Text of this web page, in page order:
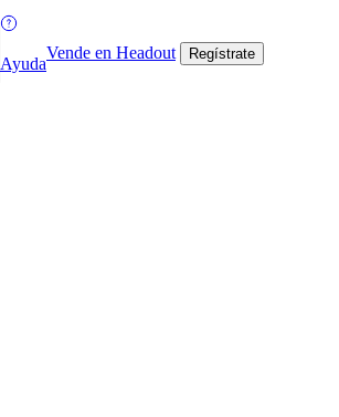
Ayuda
Vende en Headout Regístrate